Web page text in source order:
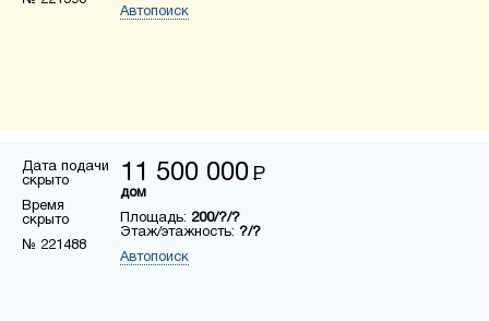
Автопоиск
Дата подачи
скрыто
Время
скрыто
№ 221488
11 500 000 Р
дом
Площадь: 200/?/?
Этаж/этажность: ?/?
Автопоиск